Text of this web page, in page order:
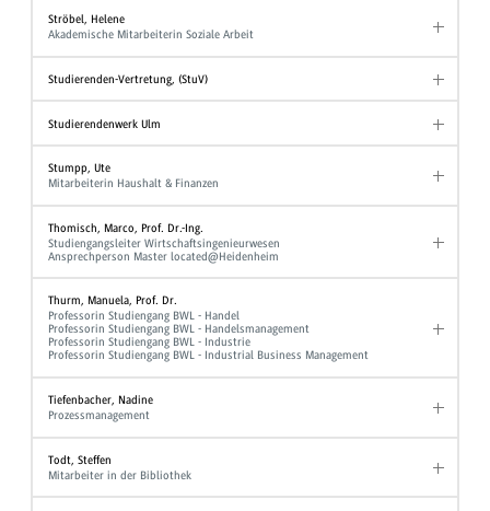
Ströbel, Helene
Akademische Mitarbeiterin Soziale Arbeit
Studierenden-Vertretung, (StuV)
Studierendenwerk Ulm
Stumpp, Ute
Mitarbeiterin Haushalt & Finanzen
Thomisch, Marco, Prof. Dr.-Ing.
Studiengangsleiter Wirtschaftsingenieurwesen
Ansprechperson Master located@Heidenheim
Thurm, Manuela, Prof. Dr.
Professorin Studiengang BWL - Handel
Professorin Studiengang BWL - Handelsmanagement
Professorin Studiengang BWL - Industrie
Professorin Studiengang BWL - Industrial Business Management
Tiefenbacher, Nadine
Prozessmanagement
Todt, Steffen
Mitarbeiter in der Bibliothek